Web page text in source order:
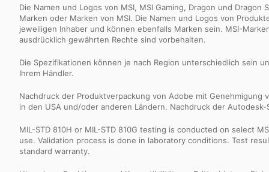
Die Namen und Logos von MSI, MSI Gaming, Dragon und
Marken oder Marken von MSI. Die Namen und Logos von
jeweiligen Inhaber und können ebenfalls Marken sein. MSI-
ausdrücklich gewährten Rechte sind vorbehalten.
Die Spezifikationen können je nach Region unterschiedlich sein
Ihrem Händler.
Nachdruck der Produktverpackung von Adobe mit
in den USA und/oder anderen Ländern. Nachdruck der
MIL-STD 810H or MIL-STD 810G testing is conducted on select
use. Validation process is done in laboratory conditions. Test
standard warranty.